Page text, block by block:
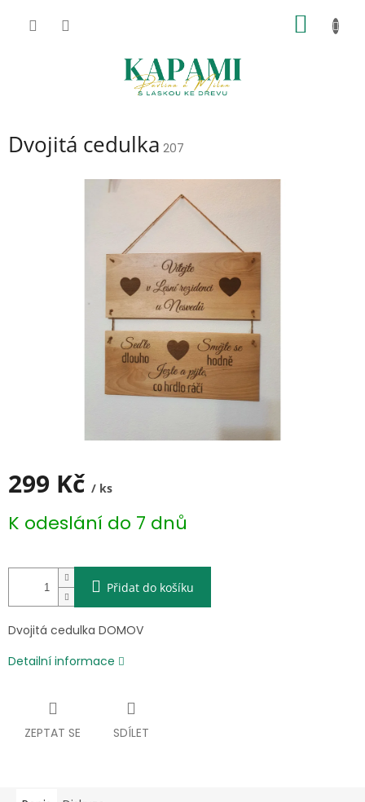
Dvojitá cedulka 207
299 Kč / ks
cena:
K odeslání do 7 dnů
Přidat do košíku
Dvojitá cedulka DOMOV
Detailní informace
ZEPTAT SE SDÍLET